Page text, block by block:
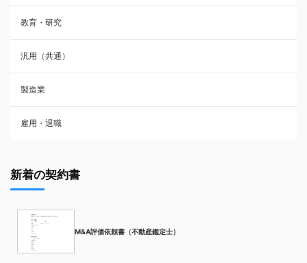
教育・研究
汎用（共通）
製造業
雇用・退職
新着の契約書
M&A評価依頼書（不動産鑑定士）